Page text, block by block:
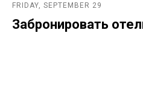
FRIDAY, SEPTEMBER 29
Забронировать